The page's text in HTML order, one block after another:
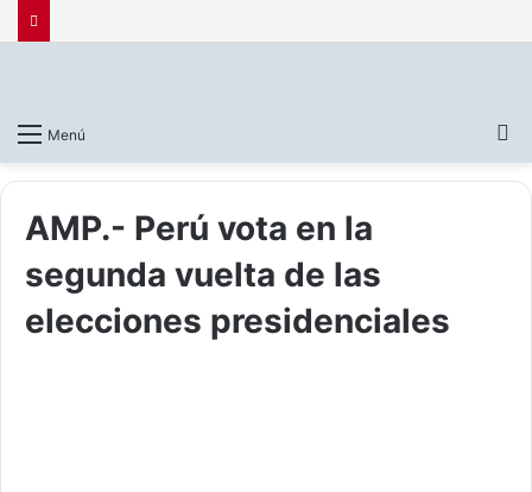
Menú
AMP.- Perú vota en la
segunda vuelta de las
elecciones presidenciales